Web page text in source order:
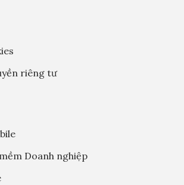
riêng tư
Doanh nghiệp